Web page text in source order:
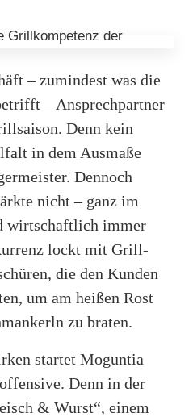
– zumindest was die
– Ansprechpartner
Denn kein
in dem Ausmaße
Dennoch
nicht – ganz im
wirtschaftlich immer
lockt mit Grill-
die den Kunden
um am heißen Rost
zu braten.
startet Moguntia
Denn in der
& Wurst“, einem